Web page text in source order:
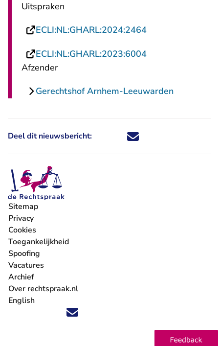
Uitspraken
ECLI:NL:GHARL:2024:2464- U verlaat
ECLI:NL:GHARL:2023:6004- U verlaat
Afzender
Gerechtshof Arnhem-Leeuwarden
Deel dit nieuwsbericht: Deel dit nieuwsbericht via X -
Deel dit nieuwsbericht via
Deel dit nieuwsbericht
Deel dit
Volg ons op X (Twitter) - U verlaat Rechtspraak.nl
Volg ons op Facebook - U verlaat Rechtspraak.nl
Volg ons op Instagram - U verlaat Rechtspraak.nl
Volg ons op Youtube - U verlaat Rechtspraak.nl
Volg ons op LinkedIn - U verlaat
'Blijf op de hoogte' nieuwsbrief - U verlaat
Sitemap
Privacy
Cookies
Toegankelijkheid
Spoofing
Vacatures
- U verlaat Rechtspraak.nl
Archief
Over rechtspraak.nl
English